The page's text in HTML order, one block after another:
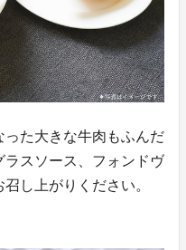
った大きな牛肉もふんだ
ラスソース、フォンドヴ
し上がりください。